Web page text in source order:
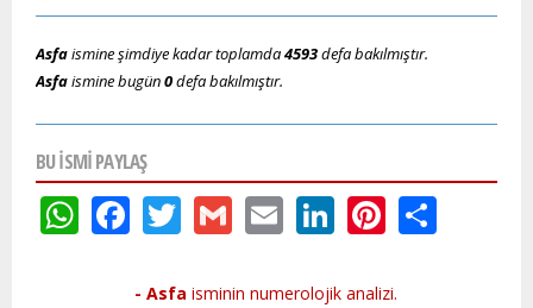
Asfaismine şimdiye kadar toplamda4593defa bakılmıştır.
Asfaismine bugün0defa bakılmıştır.
BU ISMI PAYLAŞ
WhatsApp
Facebook
Twitter
GmailEmailLinkedIn
- Asfa isminin numerolojik analizi.